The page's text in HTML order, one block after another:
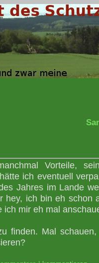
Vorteile,
ich eventuell
Jahres im Lande
hey, ich bin eh schon
ich mir eh mal
finden. Mal